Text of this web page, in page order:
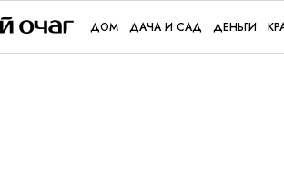
ДОМ ДАЧА И САД ДЕНЬГИ